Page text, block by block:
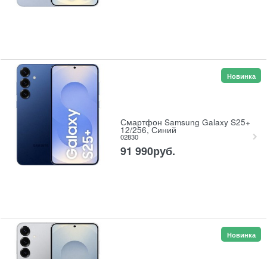
Смартфон Samsung Galaxy S25+
12/256, Синий
02830
91 990руб.
Новинка
Новинка